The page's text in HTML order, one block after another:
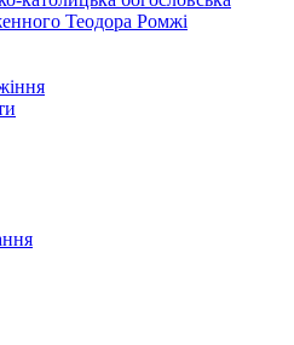
Теодора Ромжі